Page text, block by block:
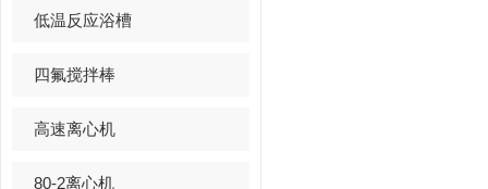
低温反应浴槽
四氟搅拌棒
高速离心机
80-2离心机